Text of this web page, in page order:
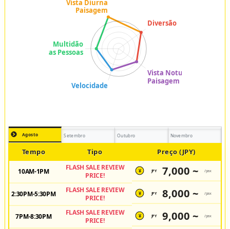
Agosto Setembro Outubro Novembro
Tempo Tipo Preço (JPY)
10AM-1PM
FLASH SALE REVIEW
PRICE!
¥ JPY 7,000 ~ /pax
2:30PM-5:30PM
FLASH SALE REVIEW
PRICE!
¥ JPY 8,000 ~ /pax
7PM-8:30PM
FLASH SALE REVIEW
PRICE!
¥ JPY 9,000 ~ /pax